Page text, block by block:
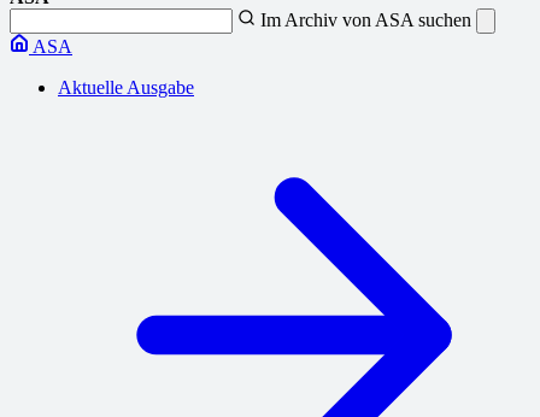
Im Archiv von ASA suchen
ASA
Aktuelle Ausgabe